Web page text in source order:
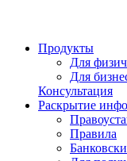
Продукты
Для
Для
Консультация
Раскрытие
Правила